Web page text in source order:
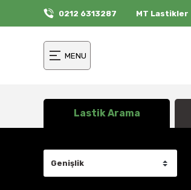
0212 6313287 MT Lastikler
MENU
Lastik Arama